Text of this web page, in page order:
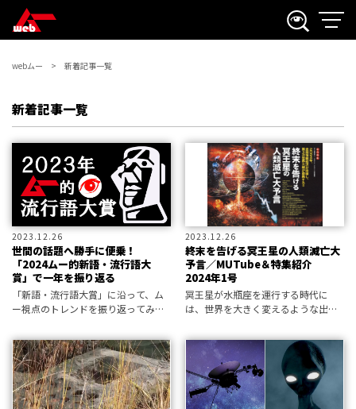
webムー 新着記事一覧
新着記事一覧
2023.12.26
世間の話題へ勝手に便乗！
「2024ムー的新語・流行語大
賞」で一年を振り返る
「新語・流行語大賞」に沿って、ム
ー視点のトレンドを振り返ってみよ
2023.12.26
終末を告げる冥王星の人類滅亡大
予言／MUTube＆特集紹介
2024年1号
冥王星が水瓶座を運行する時代に
は、世界を大きく変えるような出来
き込んでの「経済大戦」というの
だ。われわれに生き残る術はあるの
か。そして、戦いの果てに誕生する
という新しい